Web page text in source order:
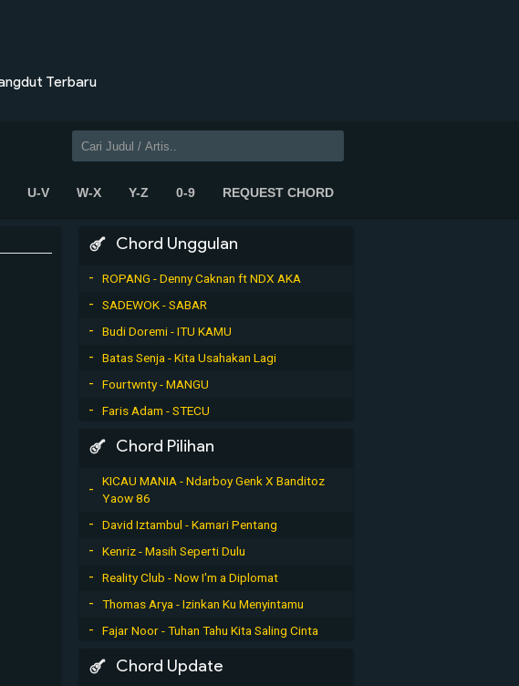
Terbaru
U-V W-X Y-Z 0-9 REQUEST CHORD
Chord Unggulan
ROPANG - Denny Caknan ft NDX AKA
SADEWOK - SABAR
Budi Doremi - ITU KAMU
Batas Senja - Kita Usahakan Lagi
Fourtwnty - MANGU
Faris Adam - STECU
Chord Pilihan
KICAU MANIA - Ndarboy Genk X Banditoz
Yaow 86
David Iztambul - Kamari Pentang
Kenriz - Masih Seperti Dulu
Reality Club - Now I'm a Diplomat
Thomas Arya - Izinkan Ku Menyintamu
Fajar Noor - Tuhan Tahu Kita Saling Cinta
Chord Update